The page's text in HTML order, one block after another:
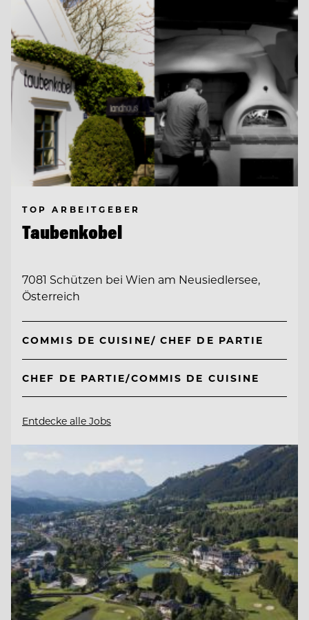
TOP ARBEITGEBER
Taubenkobel
7081 Schützen bei Wien am Neusiedlersee,
Österreich
COMMIS DE CUISINE/ CHEF DE PARTIE
CHEF DE PARTIE/COMMIS DE CUISINE
Entdecke alle Jobs